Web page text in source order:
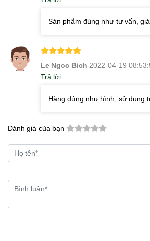
Sản phẩm đúng như tư vấn,
Le Ngoc Bich 2022-04-19
Trả lời
Hàng đúng như hình, sử dụng
Đánh giá của bạn